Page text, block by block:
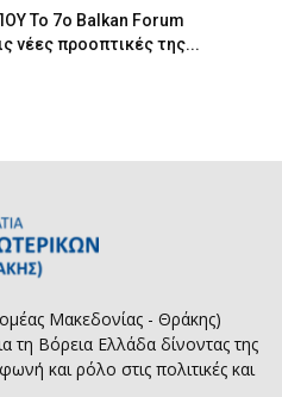
Το 7ο Balkan Forum
νέες προοπτικές της...
Μακεδονίας - Θράκης)
τη Βόρεια Ελλάδα δίνοντας της
και ρόλο στις πολιτικές και